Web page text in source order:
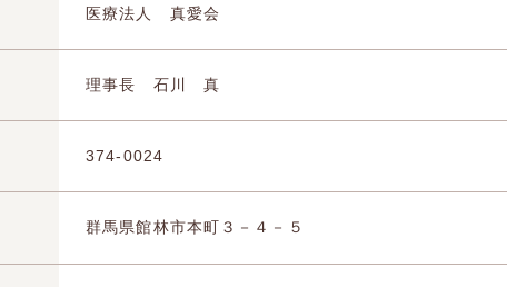
医療法人 真愛会
理事長 石川 真
374-0024
群馬県館林市本町３－４－５